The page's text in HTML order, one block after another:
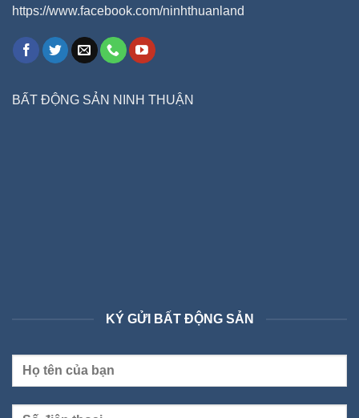
https://www.facebook.com/ninhthuanland
BẤT ĐỘNG SẢN NINH THUẬN
KÝ GỬI BẤT ĐỘNG SẢN